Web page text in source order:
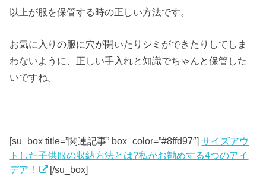
以上が服を保管する時の正しい方法です。
お気に入りの服に穴が開いたりシミができたりしてしま
わないように、正しい手入れと知識でちゃんと保管した
いですね。
[su_box title=”関連記事” box_color=”#8ffd97″]サイズアウ
トした子供服の収納方法とは?私がお勧めする4つのアイ
デア！
[/su_box]